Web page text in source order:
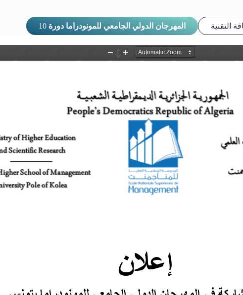
10 المهرجان الدولي الجامعي للمونودراما دورة التقنية